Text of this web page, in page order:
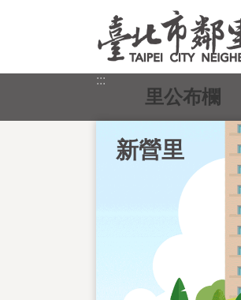
:::
新營里
里公布欄